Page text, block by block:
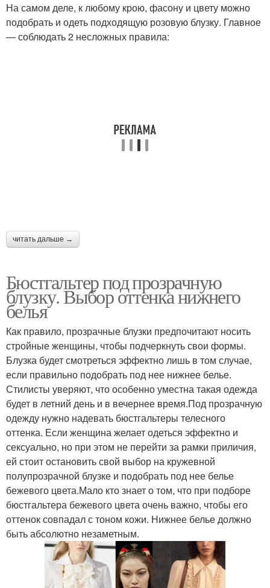
На самом деле, к любому крою, фасону и цвету можно
подобрать и одеть подходящую розовую блузку. Главное
— соблюдать 2 несложных правила:
читать дальше →
Бюстгальтер под прозрачную
блузку. Выбор оттенка нижнего
белья
Как правило, прозрачные блузки предпочитают носить
стройные женщины, чтобы подчеркнуть свои формы.
Блузка будет смотреться эффектно лишь в том случае,
если правильно подобрать под нее нижнее белье.
Стилисты уверяют, что особенно уместна такая одежда
будет в летний день и в вечернее время.Под прозрачную
одежду нужно надевать бюстгальтеры телесного
оттенка. Если женщина желает одеться эффектно и
сексуально, но при этом не перейти за рамки приличия,
ей стоит остановить свой выбор на кружевной
полупрозрачной блузке и подобрать под нее белье
бежевого цвета.Мало кто знает о том, что при подборе
бюстгальтера бежевого цвета очень важно, чтобы его
оттенок совпадал с тоном кожи. Нижнее белье должно
быть абсолютно незаметным.